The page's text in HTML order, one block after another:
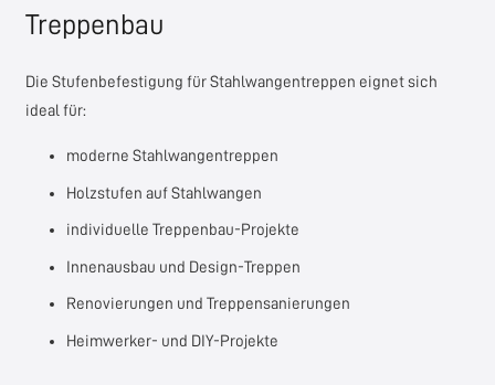
Treppenbau
Die Stufenbefestigung für Stahlwangentreppen eignet sich
ideal für:
moderne Stahlwangentreppen
Holzstufen auf Stahlwangen
individuelle Treppenbau-Projekte
Innenausbau und Design-Treppen
Renovierungen und Treppensanierungen
Heimwerker- und DIY-Projekte